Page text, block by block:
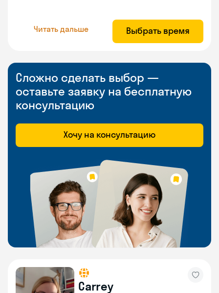
Читать дальше Выбрать время
Сложно сделать выбор —
оставьте заявку на бесплатную
консультацию
Хочу на консультацию
Carrey